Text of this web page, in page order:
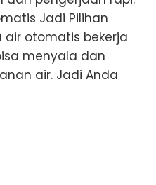
Jadi Pilihan
air otomatis bekerja
menyala dan
air. Jadi Anda